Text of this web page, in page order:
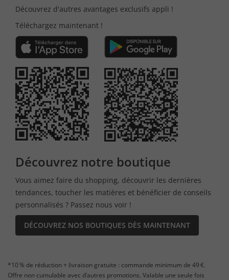
Découvrez d'autres avantages exclusifs appli !
Téléchargez maintenant !
Découvrez notre boutique
Vous aimez faire du shopping, découvrir les dernières
tendances, toucher les matières et bénéficier de conseils
personnalisés ? Passez nous voir !
DÉCOUVREZ NOS BOUTIQUES DÈS MAINTENANT
*10 % de réduction + livraison gratuite : commande minimum de 49 €.
Offre non cumulable avec d’autres promotions. Valable une seule fois